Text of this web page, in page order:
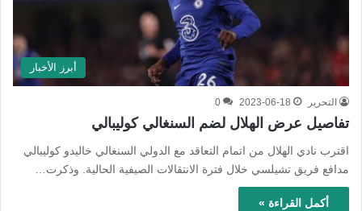
أبرز الأخبار
التحرير 2023-06-18
0
تفاصيل عرض الهلال لضم السنغالي كوليبالي
اقترب نادي الهلال من اتمام التعاقد مع الدولي السنغالي خاليدو كوليبالي
مدافع فريق تشيلسي خلال فترة الانتقالات الصيفية الحالية. وذكرت…
أكمل القراءة »